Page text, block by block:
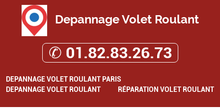
Depannage Volet Roulant
✆ 01.82.83.26.73
DEPANNAGE VOLET ROULANT PARIS
DEPANNAGE VOLET ROULANT
RÉPARATION VOLET ROULANT